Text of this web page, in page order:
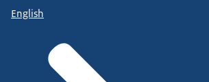
English